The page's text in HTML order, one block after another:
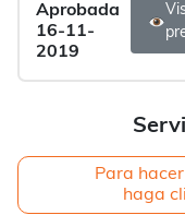
Para
haga
Aprobada
16-11-
2019